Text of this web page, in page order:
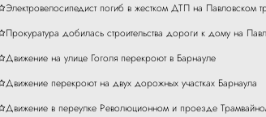
Электровелосипедист погиб в жестком ДТП на Павловском
Прокуратура добилась строительства дороги к дому на
Движение на улице Гоголя перекроют в Барнауле
Движение перекроют на двух дорожных участках Барнаула
Движение в переулке Революционном и проезде